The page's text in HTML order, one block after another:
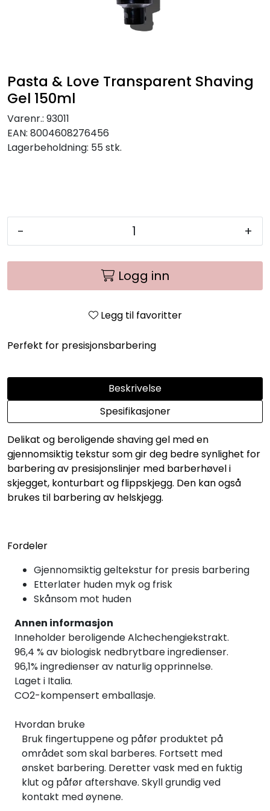
Pasta & Love Transparent Shaving
Gel 150ml
Varenr.: 93011
EAN: 8004608276456
Lagerbeholdning: 55 stk.
- +
Logg inn
Legg til favoritter
Perfekt for presisjonsbarbering
Beskrivelse
Spesifikasjoner
Delikat og beroligende shaving gel med en
gjennomsiktig tekstur som gir deg bedre synlighet for
barbering av presisjonslinjer med barberhøvel i
skjegget, konturbart og flippskjegg. Den kan også
brukes til barbering av helskjegg.
Fordeler
Gjennomsiktig geltekstur for presis barbering
Etterlater huden myk og frisk
Skånsom mot huden
Annen informasjon
Inneholder beroligende Alchechengiekstrakt.
96,4 % av biologisk nedbrytbare ingredienser.
96,1% ingredienser av naturlig opprinnelse.
Laget i Italia.
CO2-kompensert emballasje.
Hvordan bruke
Bruk fingertuppene og påfør produktet på
området som skal barberes. Fortsett med
ønsket barbering. Deretter vask med en fuktig
klut og påfør aftershave. Skyll grundig ved
kontakt med øynene.